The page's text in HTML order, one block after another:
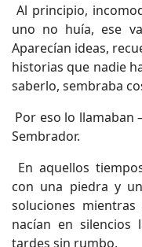
Al principio,
uno no huía, ese
Aparecían ideas,
historias que nadie
saberlo, sembraba
Por eso lo
Sembrador.
En aquellos
con una piedra y
soluciones
nacían en silencios
tardes sin rumbo.